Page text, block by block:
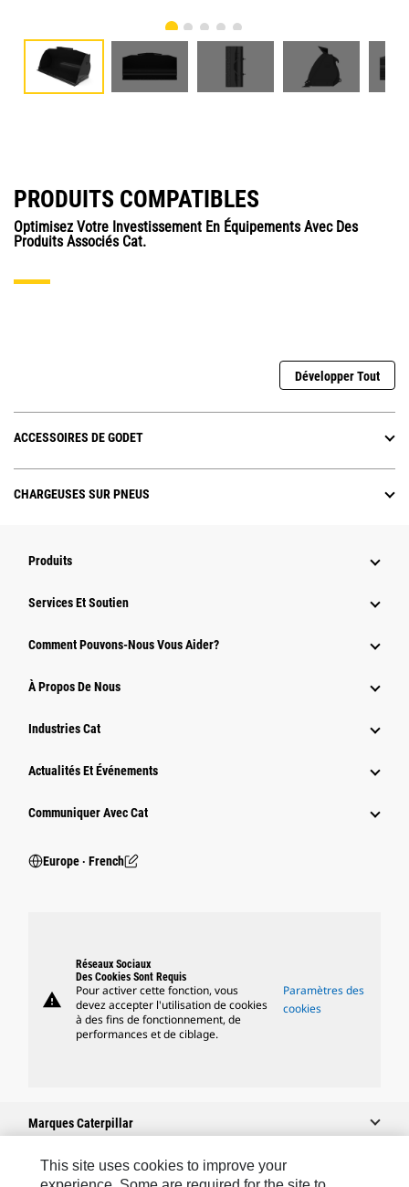
PRODUITS COMPATIBLES
Optimisez Votre Investissement En Équipements Avec Des
Produits Associés Cat.
Développer Tout
ACCESSOIRES DE GODET
CHARGEUSES SUR PNEUS
Produits
Services Et Soutien
Comment Pouvons-Nous Vous Aider?
À Propos De Nous
Industries Cat
Actualités Et Événements
Communiquer Avec Cat
Europe ‧ French
warning
Réseaux Sociaux
Des Cookies Sont Requis
Pour activer cette fonction, vous
devez accepter l'utilisation de cookies
à des fins de fonctionnement, de
performances et de ciblage.
Paramètres des
cookies
Marques Caterpillar
This site uses cookies to improve your